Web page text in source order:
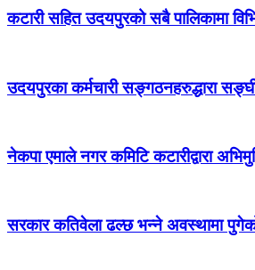
कटारी सहित उदयपुरको सबै पालिकामा
उदयपुरका कर्मचारी सङ्गठनहरुद्धारा
नेकपा एमाले नगर कमिटि कटारीद्वारा
सरकार कतिवेला ढल्छ भन्ने अवस्थामा